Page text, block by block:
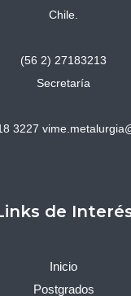
Chile.
(56 2) 27183213
Secretaría
3227
de
Inicio
Postgrados